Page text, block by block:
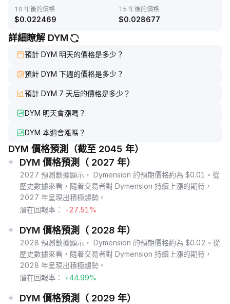
10 年後的價格
$0.022469
15 年後的價格
$0.028677
詳細瞭解 DYM
預計 DYM 明天的價格是多少？
預計 DYM 下週的價格是多少？
預計 DYM 7 天后的價格是多少？
DYM 明天會漲嗎？
DYM 本週會漲嗎？
DYM 價格預測（截至 2045 年）
DYM 價格預測（ 2027 年）
2027 預測數據顯示， Dymension 的預期價格約為 $0.01。從
歷史數據來看，隨着交易者對 Dymension 持續上漲的期待，
2027 年呈現出積極趨勢。
潛在回報率：
-27.51%
DYM 價格預測（ 2028 年）
2028 預測數據顯示， Dymension 的預期價格約為 $0.02。從
歷史數據來看，隨着交易者對 Dymension 持續上漲的期待，
2028 年呈現出積極趨勢。
潛在回報率：
+44.99%
DYM 價格預測（ 2029 年）